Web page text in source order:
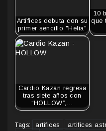
Artífices debuta con su
primer sencillo "Helia"
10
que
Cardio Kazan regresa
tras siete años con
“HOLLOW”,…
Tags: artifices artifices